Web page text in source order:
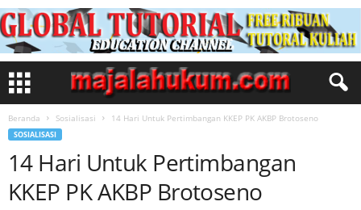
Beranda Sosialisasi 14 Hari Untuk Pertimbangan KKEP PK AKBP Brotoseno
SOSIALISASI
14 Hari Untuk Pertimbangan
KKEP PK AKBP Brotoseno